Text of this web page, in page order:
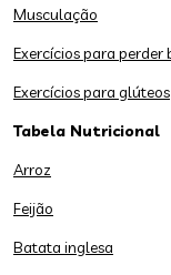
Musculação
Exercícios para perder
Exercícios para glúteos
Tabela Nutricional
Arroz
Feijão
Batata inglesa